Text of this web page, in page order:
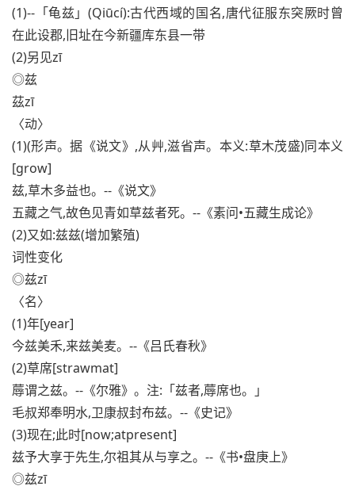
(1)--「龟兹」(Qiūcí):古代西域的国名,唐代征服东突厥时曾
在此设郡,旧址在今新疆库东县一带
(2)另见zī
◎兹
茲zī
〈动〉
(1)(形声。据《说文》,从艸,滋省声。本义:草木茂盛)同本义
[grow]
兹,草木多益也。--《说文》
五藏之气,故色见青如草兹者死。--《素问•五藏生成论》
(2)又如:兹兹(增加繁殖)
词性变化
◎兹zī
〈名〉
(1)年[year]
今兹美禾,来兹美麦。--《吕氏春秋》
(2)草席[strawmat]
蓐谓之兹。--《尔雅》。注:「兹者,蓐席也。」
毛叔郑奉明水,卫康叔封布兹。--《史记》
(3)现在;此时[now;atpresent]
兹予大享于先生,尔祖其从与享之。--《书•盘庚上》
◎兹zī